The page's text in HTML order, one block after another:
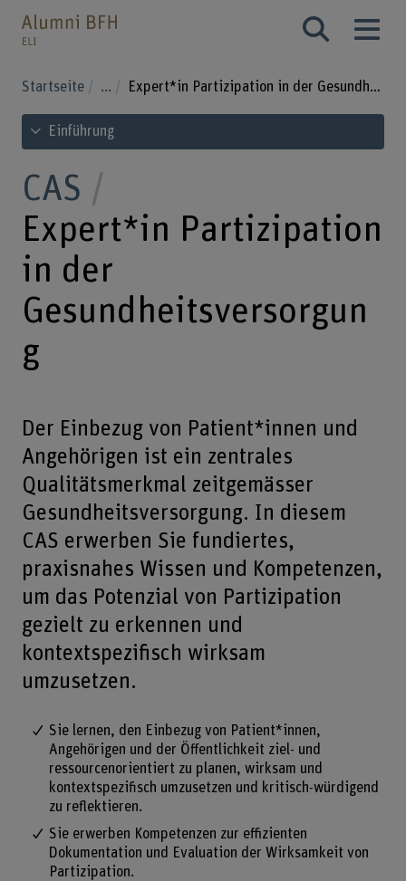
Startseite ... Expert*in Partizipation in der Gesundheitsversorgung
Inhaltsverzeichnis ansehen
Einführung
CAS
Expert*in Partizipation
in der
Gesundheitsversorgun
g
Der Einbezug von Patient*innen und
Angehörigen ist ein zentrales
Qualitätsmerkmal zeitgemässer
Gesundheitsversorgung. In diesem
CAS erwerben Sie fundiertes,
praxisnahes Wissen und Kompetenzen,
um das Potenzial von Partizipation
gezielt zu erkennen und
kontextspezifisch wirksam
umzusetzen.
Sie lernen, den Einbezug von Patient*innen,
Angehörigen und der Öffentlichkeit ziel- und
ressourcenorientiert zu planen, wirksam und
kontextspezifisch umzusetzen und kritisch-würdigend
zu reflektieren.
Sie erwerben Kompetenzen zur effizienten
Dokumentation und Evaluation der Wirksamkeit von
Partizipation.